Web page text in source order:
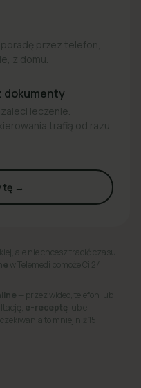
przez telefon,
z domu.
dokumenty
leczenie.
trafią od razu
→
ale nie chcesz tracić czasu
w Telemedi pomoże Ci 24
— przez wideo, telefon lub
e-receptę lub e-
to mniej niż 15